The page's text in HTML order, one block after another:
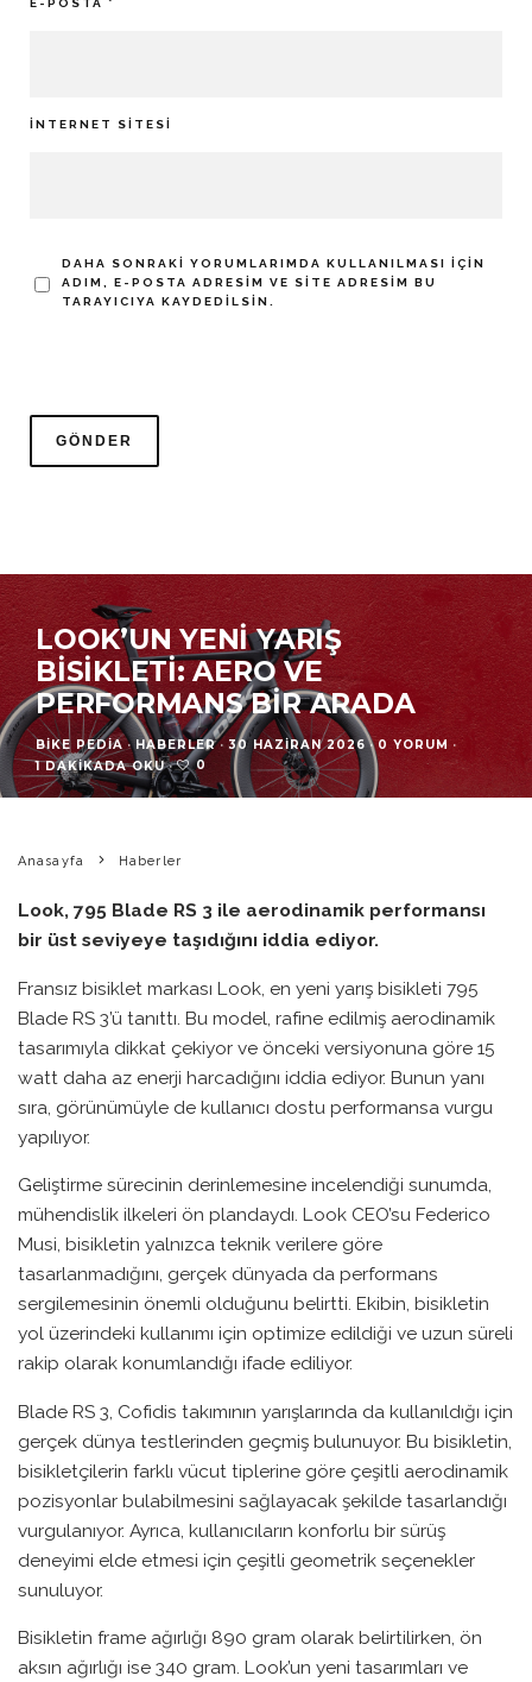
E-POSTA *
İNTERNET SITESI
DAHA SONRAKI YORUMLARIMDA KULLANILMASI IÇIN
ADIM, E-POSTA ADRESIM VE SITE ADRESIM BU
TARAYICIYA KAYDEDILSIN.
LOOK’UN YENI YARIŞ
BISIKLETI: AERO VE
PERFORMANS BIR ARADA
BIKE PEDIA · HABERLER · 30 HAZIRAN 2026 · 0 YORUM ·
1 DAKIKADA OKU · 0
Anasayfa Haberler
Look, 795 Blade RS 3 ile aerodinamik performansı
bir üst seviyeye taşıdığını iddia ediyor.
Fransız bisiklet markası Look, en yeni yarış bisikleti 795
Blade RS 3’ü tanıttı. Bu model, rafine edilmiş aerodinamik
tasarımıyla dikkat çekiyor ve önceki versiyonuna göre 15
watt daha az enerji harcadığını iddia ediyor. Bunun yanı
sıra, görünümüyle de kullanıcı dostu performansa vurgu
yapılıyor.
Geliştirme sürecinin derinlemesine incelendiği sunumda,
mühendislik ilkeleri ön plandaydı. Look CEO’su Federico
Musi, bisikletin yalnızca teknik verilere göre
tasarlanmadığını, gerçek dünyada da performans
sergilemesinin önemli olduğunu belirtti. Ekibin, bisikletin
yol üzerindeki kullanımı için optimize edildiği ve uzun süreli
rakip olarak konumlandığı ifade ediliyor.
Blade RS 3, Cofidis takımının yarışlarında da kullanıldığı için
gerçek dünya testlerinden geçmiş bulunuyor. Bu bisikletin,
bisikletçilerin farklı vücut tiplerine göre çeşitli aerodinamik
pozisyonlar bulabilmesini sağlayacak şekilde tasarlandığı
vurgulanıyor. Ayrıca, kullanıcıların konforlu bir sürüş
deneyimi elde etmesi için çeşitli geometrik seçenekler
sunuluyor.
Bisikletin frame ağırlığı 890 gram olarak belirtilirken, ön
aksın ağırlığı ise 340 gram. Look’un yeni tasarımları ve